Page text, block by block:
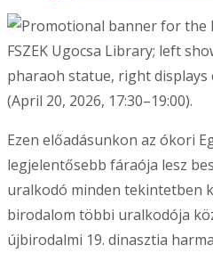
Ezen előadásunkon az ókori
legjelentősebb fáraója lesz
uralkodó minden tekintetben
birodalom többi uralkodója
újbirodalmi 19. dinasztia